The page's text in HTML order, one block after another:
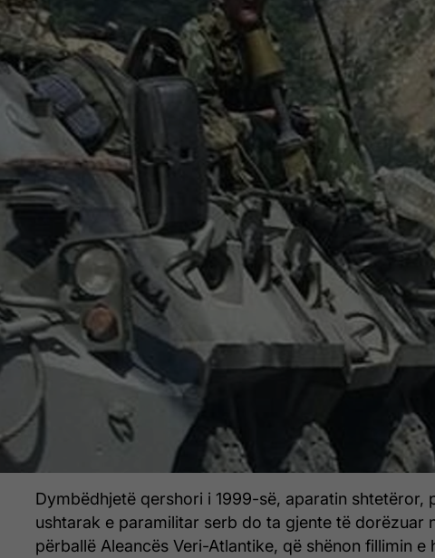
Dymbëdhjetë qershori i 1999-së, aparatin shtetëror,
ushtarak e paramilitar serb do ta gjente të dorëzuar
përballë Aleancës Veri-Atlantike, që shënon fillimin e